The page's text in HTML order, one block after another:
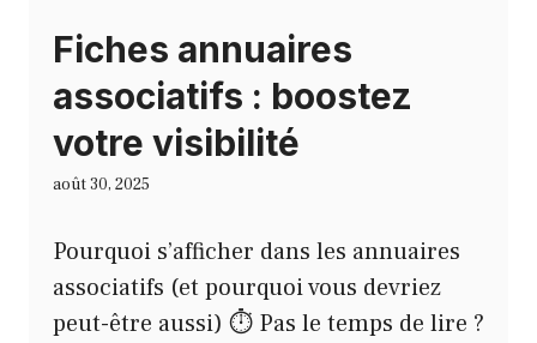
Fiches annuaires
associatifs : boostez
votre visibilité
août 30, 2025
Pourquoi s’afficher dans les annuaires
associatifs (et pourquoi vous devriez
peut-être aussi) ⏱️ Pas le temps de lire ?